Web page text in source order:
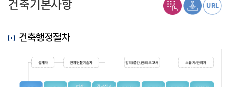
건축기본사항
건축행정절차